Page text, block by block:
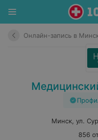
Онлайн-запись в
Минск, ул.
856